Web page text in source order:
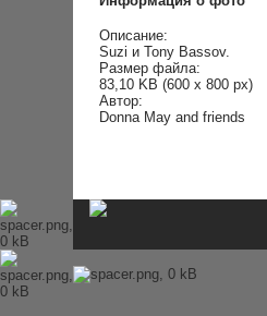
История Beatles
Альбомы и песни Beatles
Переводы песен
Битлз-викторина
Wallpapers
Энциклопедия Beatles
Описание:
Suzi и Tony Bassov.
Размер файла:
83,10 KB (600 x 800 px)
Автор:
Donna May and friends